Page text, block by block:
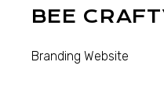
BEE
BrandingWebsite